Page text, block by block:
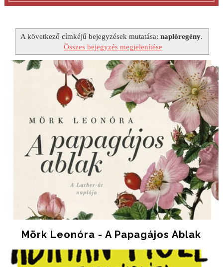
A következő címkéjű bejegyzések mutatása: naplóregény.
Összes bejegyzés megjelenítése
Mörk Leonóra - A ​papagájos Ablak